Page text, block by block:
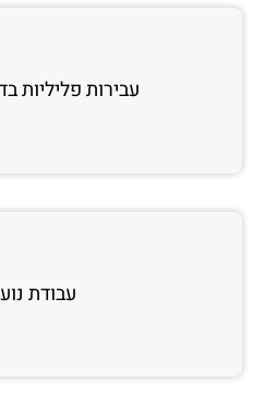
עבירות פליליות
עבודת